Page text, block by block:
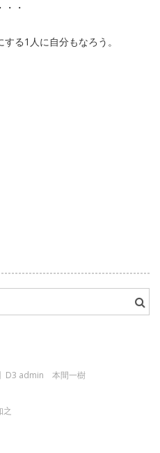
・
る1人に自分もなろう。
】D3 admin 本間一樹
之